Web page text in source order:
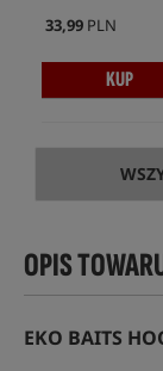
33,99 PLN
KUP
OPIS
EKO BAITS